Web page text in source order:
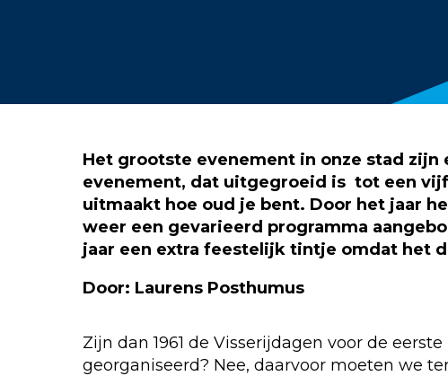
Het grootste evenement in onze stad
evenement, dat uitgegroeid is tot een
uitmaakt hoe oud je bent. Door het jaar
weer een gevarieerd programma
jaar een extra feestelijk tintje omdat het
Door: Laurens Posthumus
Zijn dan 1961 de Visserijdagen voor de eerste
georganiseerd? Nee, daarvoor moeten we